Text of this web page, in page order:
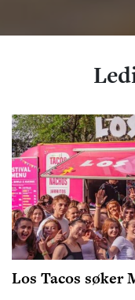
Los Tacos søker